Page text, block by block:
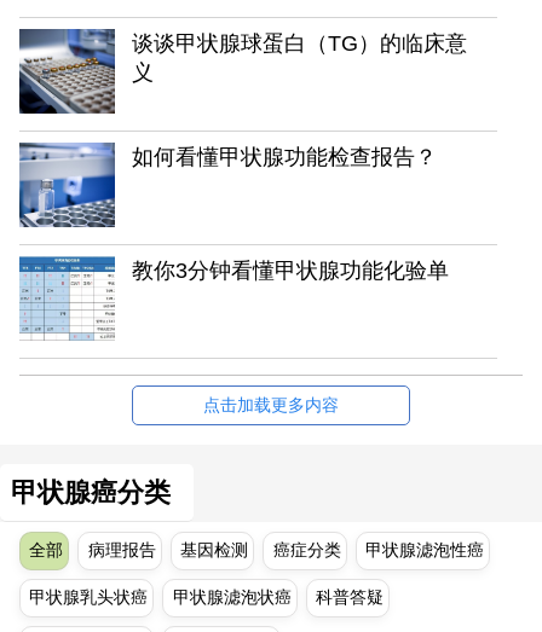
谈谈甲状腺球蛋白（TG）的临床意
义
如何看懂甲状腺功能检查报告？
教你3分钟看懂甲状腺功能化验单
点击加载更多内容
甲状腺癌分类
全部 病理报告 基因检测 癌症分类 甲状腺滤泡性癌
甲状腺乳头状癌 甲状腺滤泡状癌 科普答疑